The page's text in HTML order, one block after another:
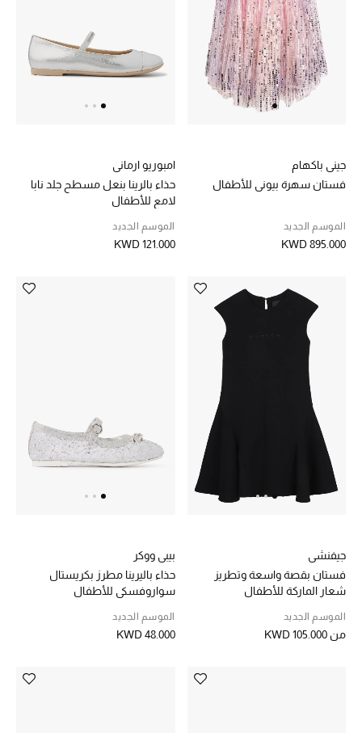
جيني باكهام
فستان سهرة بيوني للأطفال
الموسم الجديد
KWD 895.000
امبوريو ارماني
حذاء بالرينا بنعل مسطح جلد نابا
لامع للأطفال
الموسم الجديد
KWD 121.000
جيفنشي
فستان بقصة واسعة وتطريز
شعار الماركة للأطفال
الموسم الجديد
منKWD 105.000
بيبي ووكر
حذاء باليرينا مطرز بكريستال
سواروفسكي للأطفال
الموسم الجديد
KWD 48.000